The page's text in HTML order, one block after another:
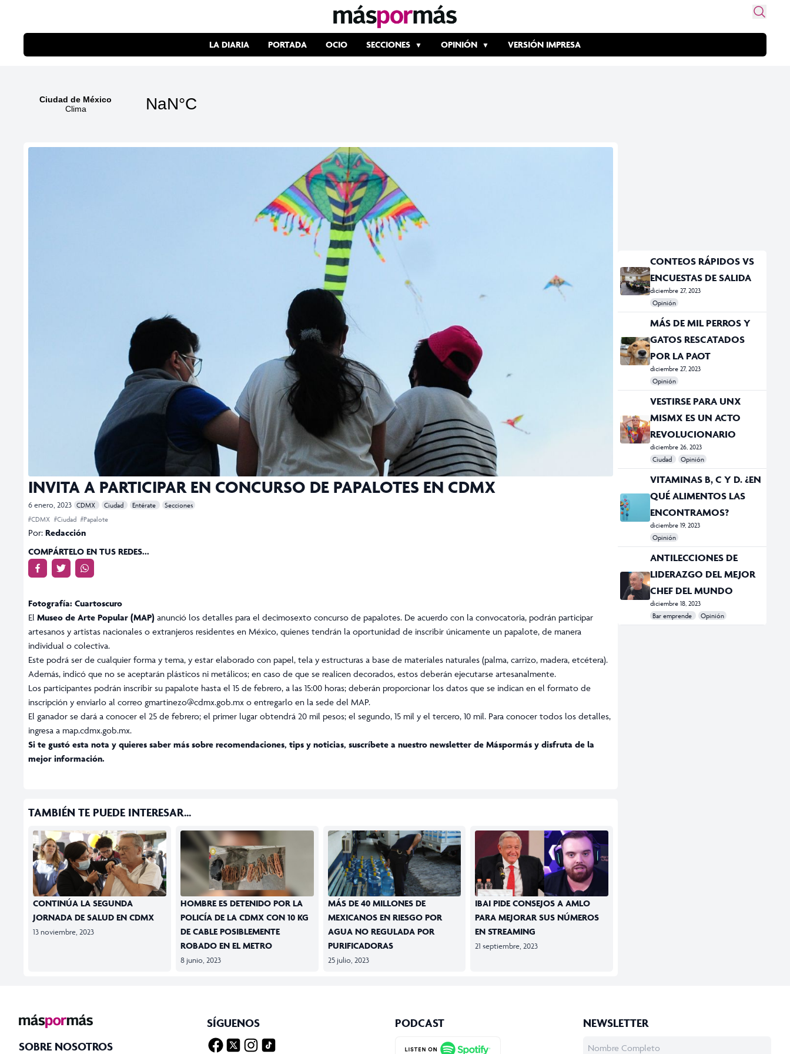
LA DIARIA PORTADA OCIO SECCIONES OPINIÓN VERSIÓN IMPRESA
INVITA A PARTICIPAR EN CONCURSO DE PAPALOTES EN CDMX
6 enero, 2023 CDMX Ciudad Entérate
Secciones
#CDMX #Ciudad #Papalote
Por: Redacción
COMPÁRTELO EN TUS REDES...
Fotografía: Cuartoscuro
El Museo de Arte Popular (MAP) anunció los detalles para el decimosexto concurso de papalotes. De acuerdo con la convocatoria, podrán participar
artesanos y artistas nacionales o extranjeros residentes en México, quienes tendrán la oportunidad de inscribir únicamente un papalote, de manera
individual o colectiva.
Este podrá ser de cualquier forma y tema, y estar elaborado con papel, tela y estructuras a base de materiales naturales (palma, carrizo, madera, etcétera).
Además, indicó que no se aceptarán plásticos ni metálicos; en caso de que se realicen decorados, estos deberán ejecutarse artesanalmente.
Los participantes podrán inscribir su papalote hasta el 15 de febrero, a las 15:00 horas; deberán proporcionar los datos que se indican en el formato de
inscripción y enviarlo al correo gmartinezo@cdmx.gob.mx o entregarlo en la sede del MAP.
El ganador se dará a conocer el 25 de febrero; el primer lugar obtendrá 20 mil pesos; el segundo, 15 mil y el tercero, 10 mil. Para conocer todos los detalles,
ingresa a map.cdmx.gob.mx.
Si te gustó esta nota y quieres saber más sobre recomendaciones, tips y noticias, suscríbete a nuestro newsletter de Máspormás y disfruta de la
mejor información.
TAMBIÉN TE PUEDE INTERESAR...
CONTINÚA LA SEGUNDA
JORNADA DE SALUD EN CDMX
13 noviembre, 2023
HOMBRE ES DETENIDO POR LA
POLICÍA DE LA CDMX CON 10 KG
DE CABLE POSIBLEMENTE
ROBADO EN EL METRO
8 junio, 2023
MÁS DE 40 MILLONES DE
MEXICANOS EN RIESGO POR
AGUA NO REGULADA POR
PURIFICADORAS
25 julio, 2023
IBAI PIDE CONSEJOS A AMLO
PARA MEJORAR SUS NÚMEROS
EN STREAMING
21 septiembre, 2023
CONTEOS RÁPIDOS VS
ENCUESTAS DE SALIDA
diciembre 27, 2023
Opinión
#Conteos Rápidos
#Elecciones
#encuestas de salida
MÁS DE MIL PERROS Y
GATOS RESCATADOS
POR LA PAOT
diciembre 27, 2023
Opinión
#gatos
#PAOT
#perros
#rescatados
VESTIRSE PARA UNX
MISMX ES UN ACTO
REVOLUCIONARIO
diciembre 26, 2023
Ciudad
Opinión
#Estilo Manifiesto
#moda
VITAMINAS B, C Y D. ¿EN
QUÉ ALIMENTOS LAS
ENCONTRAMOS?
diciembre 19, 2023
Opinión
#minerales
#Vitaminas
ANTILECCIONES DE
LIDERAZGO DEL MEJOR
CHEF DEL MUNDO
diciembre 18, 2023
Bar emprende
Opinión
#Bar Emprende
#chef
SOBRE NOSOTROS
SÍGUENOS PODCAST NEWSLETTER